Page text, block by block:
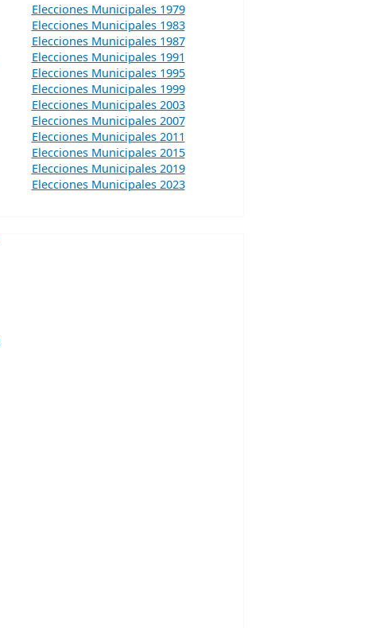
Elecciones Municipales 1979
Elecciones Municipales 1983
Elecciones Municipales 1987
Elecciones Municipales 1991
Elecciones Municipales 1995
Elecciones Municipales 1999
Elecciones Municipales 2003
Elecciones Municipales 2007
Elecciones Municipales 2011
Elecciones Municipales 2015
Elecciones Municipales 2019
Elecciones Municipales 2023